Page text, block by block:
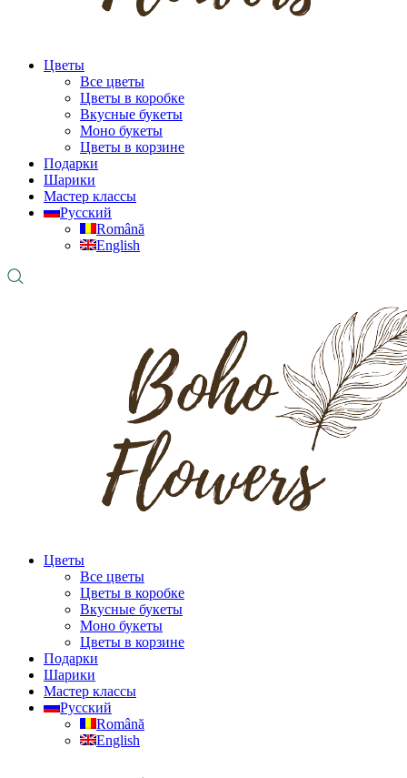
Цветы
Все цветы
Цветы в коробке
Вкусные букеты
Моно букеты
Цветы в корзине
Подарки
Шарики
Мастер классы
Русский
Română
English
Цветы
Все цветы
Цветы в коробке
Вкусные букеты
Моно букеты
Цветы в корзине
Подарки
Шарики
Мастер классы
Русский
Română
English